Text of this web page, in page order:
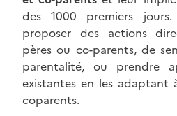
des 1000 premiers
proposer des actions
pères ou co-parents, de
parentalité, ou prendre
existantes en les adaptant
coparents.